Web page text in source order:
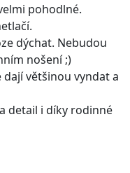
pohodlné.
dýchat. Nebudou
nošení ;)
většinou vyndat a
detail i díky rodinné